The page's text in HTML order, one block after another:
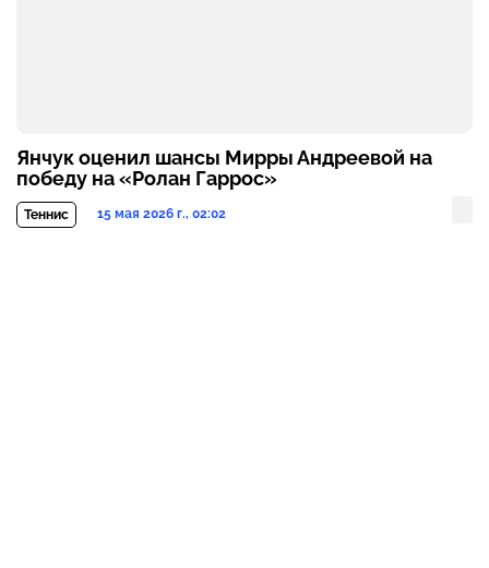
Янчук оценил шансы Мирры Андреевой на
победу на «Ролан Гаррос»
Теннис 15 мая 2026 г., 02:02